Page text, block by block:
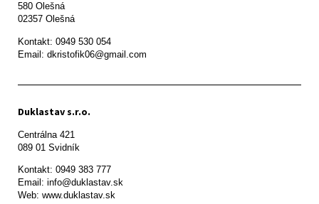
580 Olešná
Kontakt: 0949 530 054
Email: dkristofik06@gmail.com
Duklastav s.r.o.
Centrálna 421
089 01 Svidník
Kontakt: 0949 383 777
Email: info@duklastav.sk
Web: www.duklastav.sk